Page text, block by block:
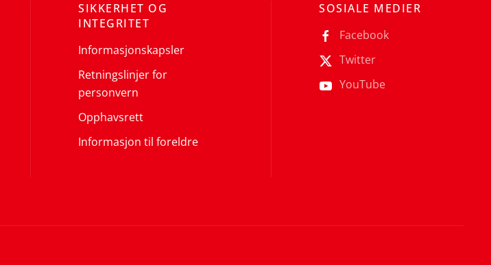
SIKKERHET OG
INTEGRITET
Informasjonskapsler
Retningslinjer for
personvern
Opphavsrett
Informasjon til foreldre
SOSIALE MEDIER
Facebook
Twitter
YouTube